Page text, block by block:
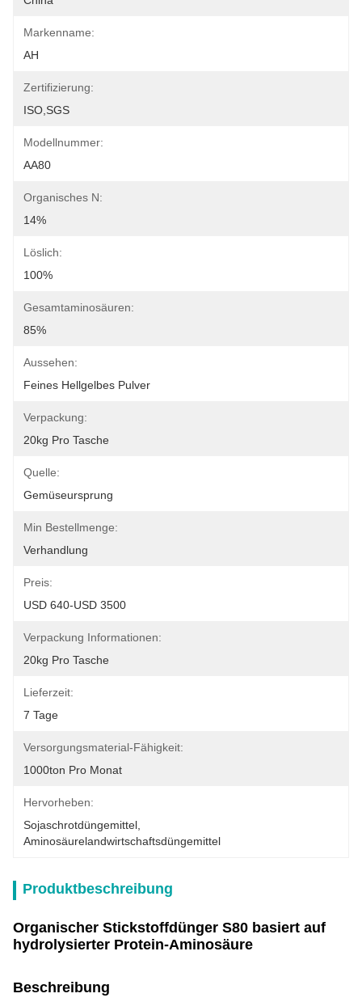
Markenname:
AH
Zertifizierung:
ISO,SGS
Modellnummer:
AA80
Organisches N:
14%
Löslich:
100%
Gesamtaminosäuren:
85%
Aussehen:
Feines Hellgelbes Pulver
Verpackung:
20kg Pro Tasche
Quelle:
Gemüseursprung
Min Bestellmenge:
Verhandlung
Preis:
USD 640-USD 3500
Verpackung Informationen:
20kg Pro Tasche
Lieferzeit:
7 Tage
Versorgungsmaterial-Fähigkeit:
1000ton Pro Monat
Hervorheben:
Sojaschrotdüngemittel
Aminosäurelandwirtschaftsdüngemittel
Produktbeschreibung
Organischer Stickstoffdünger S80 basiert auf
hydrolysierter Protein-Aminosäure
Beschreibung